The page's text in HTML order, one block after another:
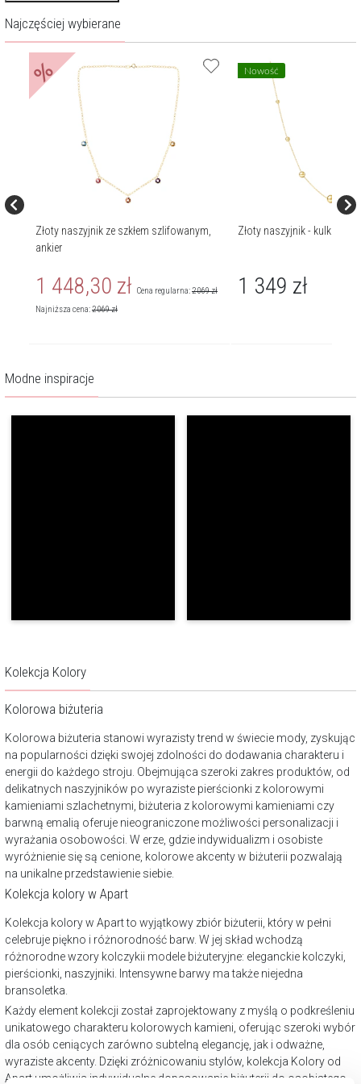
Najczęściej wybierane
%
Złoty naszyjnik ze szkłem szlifowanym,
ankier
1 448,30 zł Cena regularna:2 069zł
Najniższa cena:2 069zł
Nowość
Złoty naszyjnik - kulki
1 349 zł
Modne inspiracje
Kolekcja Kolory
Kolorowa biżuteria
Kolorowa biżuteria stanowi wyrazisty trend w świecie mody, zyskując
na popularności dzięki swojej zdolności do dodawania charakteru i
energii do każdego stroju. Obejmująca szeroki zakres produktów, od
delikatnych naszyjników po wyraziste pierścionki z kolorowymi
kamieniami szlachetnymi, biżuteria z kolorowymi kamieniami czy
barwną emalią oferuje nieograniczone możliwości personalizacji i
wyrażania osobowości. W erze, gdzie indywidualizm i osobiste
wyróżnienie się są cenione, kolorowe akcenty w biżuterii pozwalają
na unikalne przedstawienie siebie.
Kolekcja kolory w Apart
Kolekcja kolory w Apart to wyjątkowy zbiór biżuterii, który w pełni
celebruje piękno i różnorodność barw. W jej skład wchodzą
różnorodne wzory kolczykii modele biżuteryjne: eleganckie kolczyki,
pierścionki, naszyjniki. Intensywne barwy ma także niejedna
bransoletka.
Każdy element kolekcji został zaprojektowany z myślą o podkreśleniu
unikatowego charakteru kolorowych kamieni, oferując szeroki wybór
dla osób ceniących zarówno subtelną elegancję, jak i odważne,
wyraziste akcenty. Dzięki zróżnicowaniu stylów, kolekcja Kolory od
Apart umożliwia indywidualne dopasowanie biżuterii do osobistego